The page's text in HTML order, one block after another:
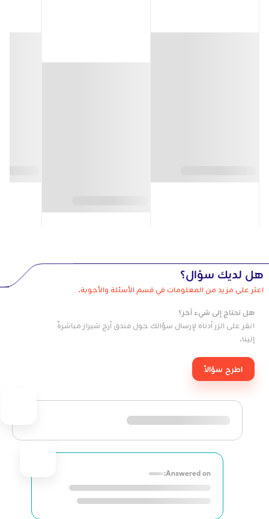
هل لديك سؤال؟
اعثر على مزيد من المعلومات في قسم الأسئلة والأجوبة.
هل تحتاج إلى شيء آخر؟
انقر على الزر أدناه لإرسال سؤالك حول فندق أرج شيراز مباشرةً
إلينا.
اطرح سؤالاً
Answered on: